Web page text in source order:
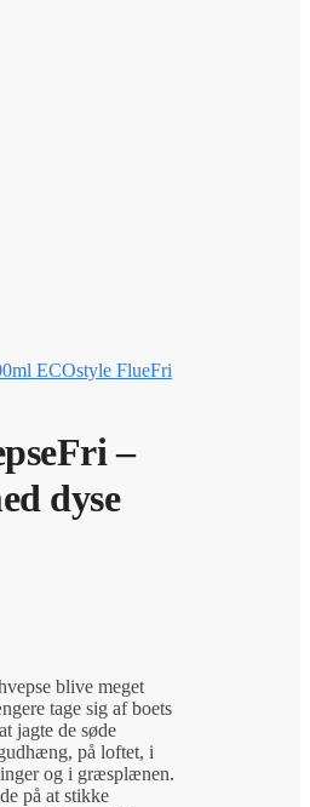
ECOstyle FlueFri
–
dyse
blive meget
tage sig af boets
jagte de søde
på loftet, i
og i græsplænen.
på at stikke